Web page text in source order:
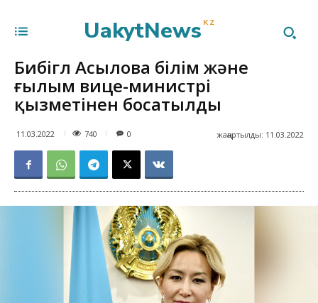
UakytNews KZ
Бибігүл Асылова білім және
ғылым вице-министрі
қызметінен босатылды
11.03.2022 740 жаңартылды: 11.03.2022
0